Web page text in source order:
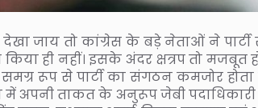
देखा जाय तो कांग्रेस के बड़े नेताओं ने
ही नहीं। इसके अंदर क्षत्रप तो
समग्र रूप से पार्टी का संगठन कमजोर
अपनी ताकत के अनुरूप जेबी पदाधिकारी